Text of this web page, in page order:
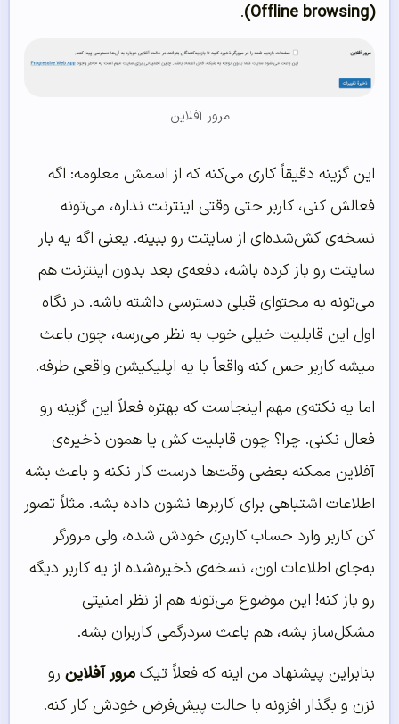
(Offline browsing)
.
مرور آفلاین
این گزینه دقیقاً کاری می‌کنه که از اسمش معلومه: اگه
فعالش کنی، کاربر حتی وقتی اینترنت نداره، می‌تونه
نسخه‌ی کش‌شده‌ای از سایتت رو ببینه. یعنی اگه یه بار
سایتت رو باز کرده باشه، دفعه‌ی بعد بدون اینترنت هم
می‌تونه به محتوای قبلی دسترسی داشته باشه. در نگاه
اول این قابلیت خیلی خوب به نظر می‌رسه، چون باعث
میشه کاربر حس کنه واقعاً با یه اپلیکیشن واقعی طرفه.
اما یه نکته‌ی مهم اینجاست که بهتره فعلاً این گزینه رو
فعال نکنی. چرا؟ چون قابلیت کش یا همون ذخیره‌ی
آفلاین ممکنه بعضی وقت‌ها درست کار نکنه و باعث بشه
اطلاعات اشتباهی برای کاربرها نشون داده بشه. مثلاً تصور
کن کاربر وارد حساب کاربری خودش شده، ولی مرورگر
به‌جای اطلاعات اون، نسخه‌ی ذخیره‌شده از یه کاربر دیگه
رو باز کنه! این موضوع می‌تونه هم از نظر امنیتی
مشکل‌ساز بشه، هم باعث سردرگمی کاربران بشه.
بنابراین پیشنهاد من اینه که فعلاً تیکمرور آفلاین رو
نزن و بگذار افزونه با حالت پیش‌فرض خودش کار کنه.